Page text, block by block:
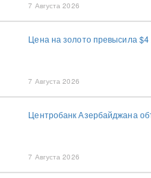
7 Августа 2026
Цена на золото превысила
7 Августа 2026
Центробанк Азербайджана
7 Августа 2026